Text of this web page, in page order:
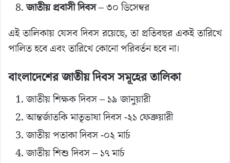
জাতীয় প্রবাসী দিবস– ৩০ ডিসেম্বর
এই তালিকায় যেসব দিবস রয়েছে, তা প্রতিবছর একই তারিখে
পালিত হবে এবং তারিখে কোনো পরিবর্তন হবে না।
বাংলাদেশের জাতীয় দিবস সমূহের তালিকা
জাতীয় শিক্ষক দিবস – ১৯ জানুয়ারী
আন্তর্জাতকি মাতৃভাষা দিবস -২১ ফেব্রুয়ারী
জাতীয় পতাকা দিবস -০২ মার্চ
জাতীয় শিশু দিবস – ১৭ মার্চ